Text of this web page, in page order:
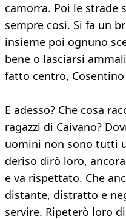
camorra. Poi le strade
sempre così. Si fa un
insieme poi ognuno
bene o lasciarsi
fatto centro,
E adesso? Che cosa
ragazzi di Caivano?
uomini non sono tutti
deriso dirò loro,
e va rispettato. Che
distante, distratto e
servire. Ripeterò loro